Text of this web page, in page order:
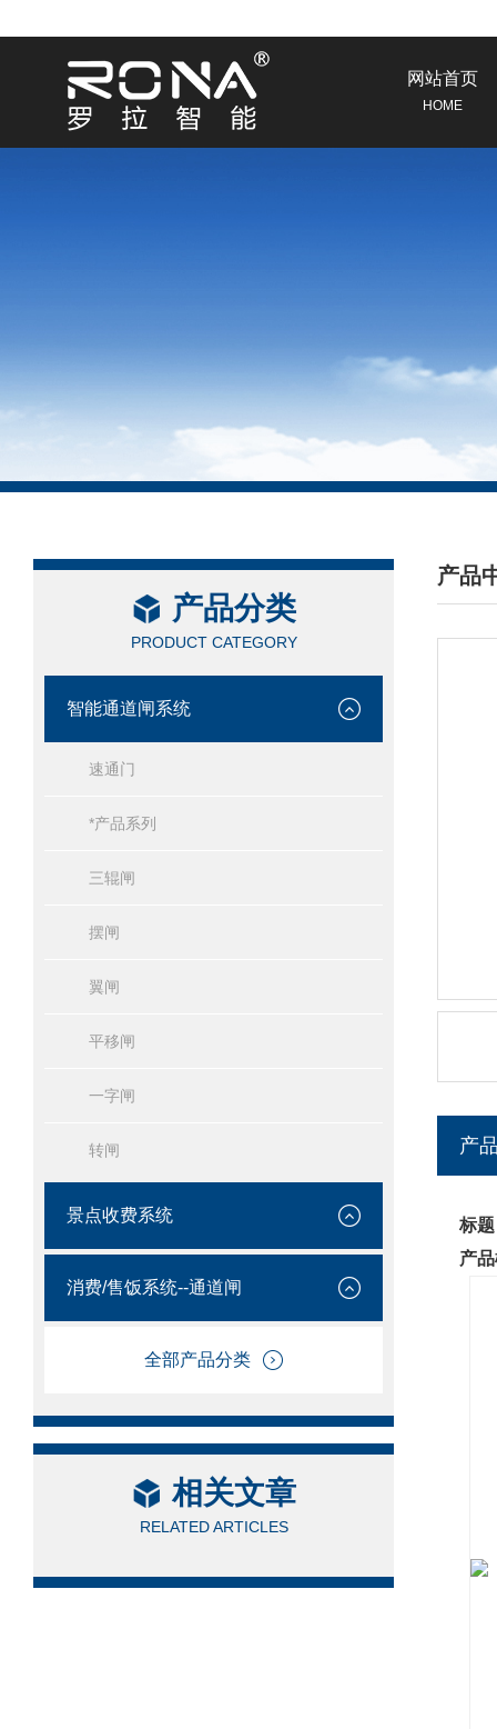
网站首页
HOME
产品分类
PRODUCT CATEGORY
智能通道闸系统
速通门
*产品系列
三辊闸
摆闸
翼闸
平移闸
一字闸
转闸
景点收费系统
消费/售饭系统--通道闸
全部产品分类
相关文章
RELATED ARTICLES
产品
/
产
标
产